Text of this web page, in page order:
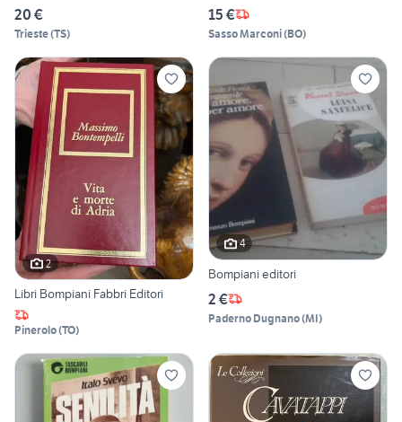
20 €
Trieste(TS)
15 €
Sasso Marconi(BO)
2
Libri Bompiani Fabbri Editori
Pinerolo(TO)
4
Bompiani editori
2 €
Paderno Dugnano(MI)